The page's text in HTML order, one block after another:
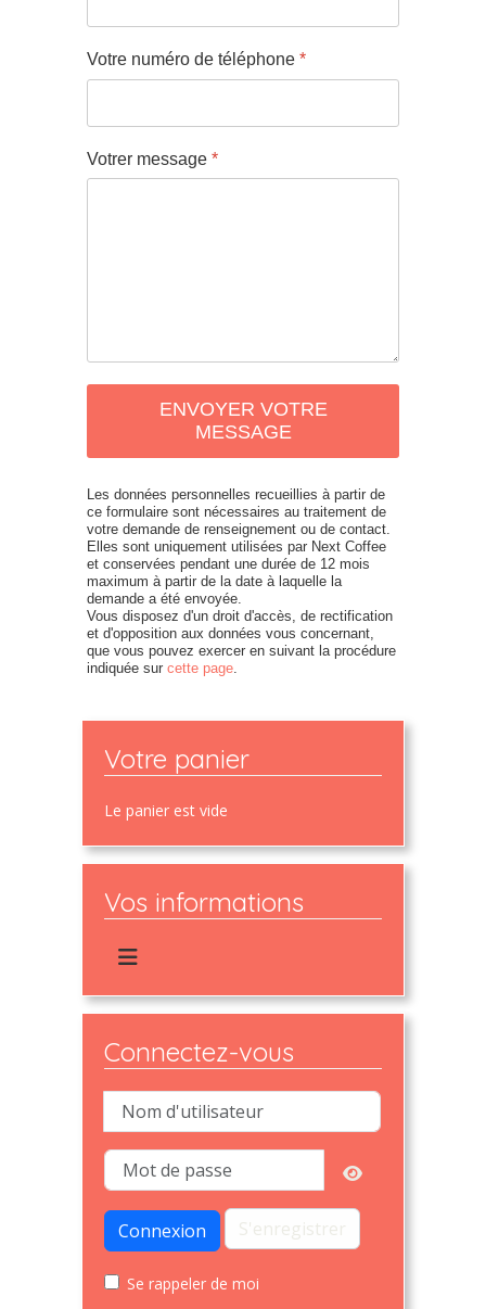
Votre numéro de téléphone *
Votrer message *
ENVOYER VOTRE
MESSAGE
Les données personnelles recueillies à partir de
ce formulaire sont nécessaires au traitement de
votre demande de renseignement ou de contact.
Elles sont uniquement utilisées par Next Coffee
et conservées pendant une durée de 12 mois
maximum à partir de la date à laquelle la
demande a été envoyée.
Vous disposez d'un droit d'accès, de rectification
et d'opposition aux données vous concernant,
que vous pouvez exercer en suivant la procédure
indiquée sur cette page
Votre panier
Le panier est vide
Vos informations
Connectez-vous
Nom d'utilisateur
Mot de passe
Connexion S'enregistrer
Se rappeler de moi